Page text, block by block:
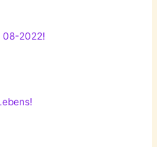
08-2022!